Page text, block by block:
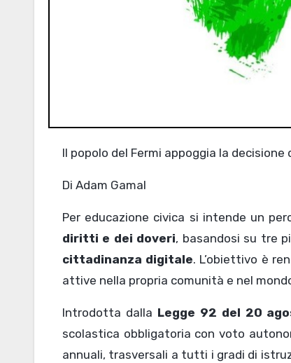
Il popolo del Fermi appoggia la
Di Adam Gamal
Per educazione civica si intende un
diritti e dei doveri, basandosi su tre
cittadinanza digitale. L’obiettivo è
attive nella propria comunità e nel
Introdotta dalla Legge 92 del 20
scolastica obbligatoria con voto
annuali, trasversali a tutti i gradi di